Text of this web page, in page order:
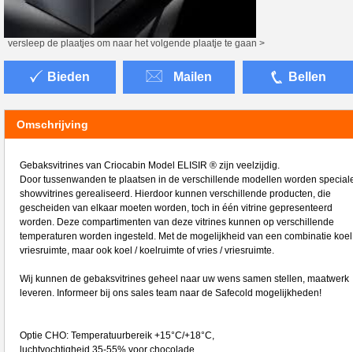
versleep de plaatjes om naar het volgende plaatje te gaan >
Bieden Mailen Bellen
Omschrijving
Gebaksvitrines van Criocabin Model ELISIR ® zijn veelzijdig.
Door tussenwanden te plaatsen in de verschillende modellen worden
showvitrines gerealiseerd. Hierdoor kunnen verschillende producten, die
gescheiden van elkaar moeten worden, toch in één vitrine gepresenteerd
worden. Deze compartimenten van deze vitrines kunnen op verschillende
temperaturen worden ingesteld. Met de mogelijkheid van een combinatie koel
vriesruimte, maar ook koel / koelruimte of vries / vriesruimte.
Wij kunnen de gebaksvitrines geheel naar uw wens samen stellen, maatwerk
leveren. Informeer bij ons sales team naar de Safecold mogelijkheden!
Optie CHO: Temperatuurbereik +15°C/+18°C,
luchtvochtigheid 35-55% voor chocolade